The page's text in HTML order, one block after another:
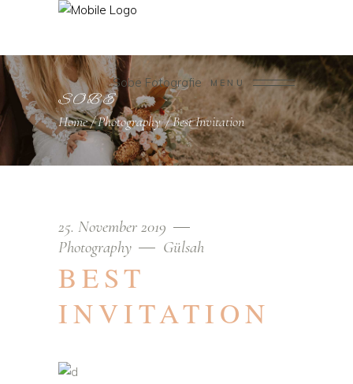
Sobe Fotografie MENU
SOBE
Home/Photography/Best Invitation
25. November 2019
Photography
Gülsah
BEST
INVITATION